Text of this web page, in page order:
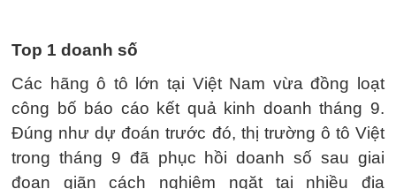
Top 1 doanh số
Các hãng ô tô lớn tại Việt Nam vừa đồng loạt
công bố báo cáo kết quả kinh doanh tháng 9.
Đúng như dự đoán trước đó, thị trường ô tô Việt
trong tháng 9 đã phục hồi doanh số sau giai
đoạn giãn cách nghiêm ngặt tại nhiều địa